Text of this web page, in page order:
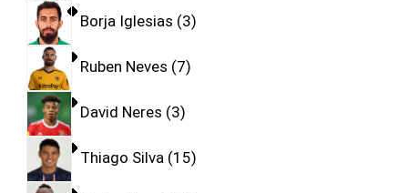
Borja Iglesias 3
Ruben Neves 7
David Neres 3
Thiago Silva 15